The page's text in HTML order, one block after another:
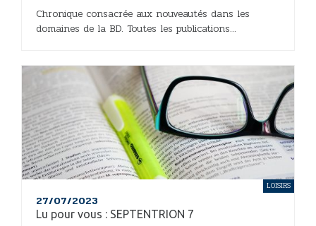
Chronique consacrée aux nouveautés dans les
domaines de la BD. Toutes les publications...
27/07/2023
Lu pour vous : SEPTENTRION 7
LOISIRS